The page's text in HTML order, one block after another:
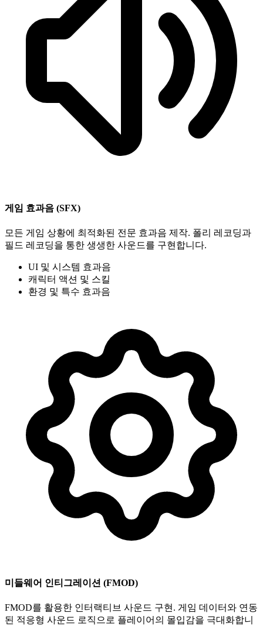
게임 효과음 (SFX)
모든 게임 상황에 최적화된 전문 효과음 제작. 폴리 레코딩과
필드 레코딩을 통한 생생한 사운드를 구현합니다.
UI 및 시스템 효과음
캐릭터 액션 및 스킬
환경 및 특수 효과음
미들웨어 인티그레이션 (FMOD)
FMOD를 활용한 인터랙티브 사운드 구현. 게임 데이터와 연동
된 적응형 사운드 로직으로 플레이어의 몰입감을 극대화합니